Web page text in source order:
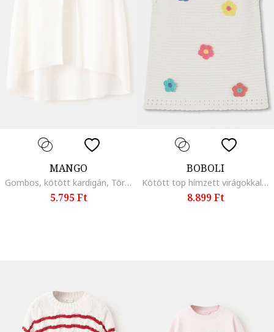
MANGO
Gombos, kötött kardigán, Törtfehér
5.795 Ft
BOBOLI
Kötött top hímzett virágokkal, Törtfehér
8.899 Ft